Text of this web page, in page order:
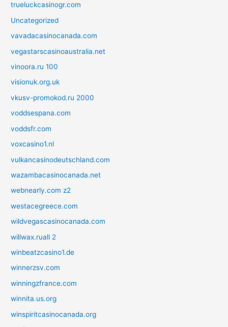
trueluckcasinogr.com
Uncategorized
vavadacasinocanada.com
vegastarscasinoaustralia.net
vinoora.ru 100
visionuk.org.uk
vkusv-promokod.ru 2000
voddsespana.com
voddsfr.com
voxcasino1.nl
vulkancasinodeutschland.com
wazambacasinocanada.net
webnearly.com z2
westacegreece.com
wildvegascasinocanada.com
willwax.ruall 2
winbeatzcasino1.de
winnerzsv.com
winningzfrance.com
winnita.us.org
winspiritcasinocanada.org